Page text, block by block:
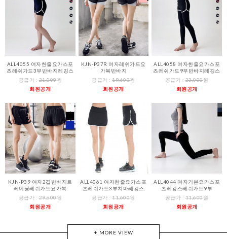
ALL4055 여자한줄요가스포
츠레쉬가드3부반바지레깅스
공급가 :21,000원
회원공개
KJN-P37R 여자레쉬가드요
가복반바지
공급가 :19,600원
회원공개
ALL4058 여자한줄요가스포
츠레쉬가드9부반바지레깅스
공급가 : 23,000원
회원공개
KJN-P39 여자2겹반바지트
레이닝레쉬가드요가복
공급가 :29,600원
회원공개
ALL4061 여자한줄요가스포
츠레쉬가드3부치마레깅스
공급가 :11,600원
회원공개
ALL4044 여자기본요가스포
츠레깅스레쉬가드9부
공급가 : 11,600원
회원공개
+ MORE VIEW